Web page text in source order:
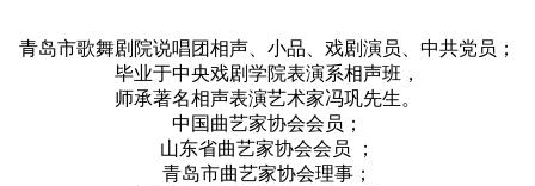
青岛市歌舞剧院说唱团相声、小品、戏剧演员、中共党员；
毕业于中央戏剧学院表演系相声班，
师承著名相声表演艺术家冯巩先生。
中国曲艺家协会会员；
山东省曲艺家协会会员 ；
青岛市曲艺家协会理事；